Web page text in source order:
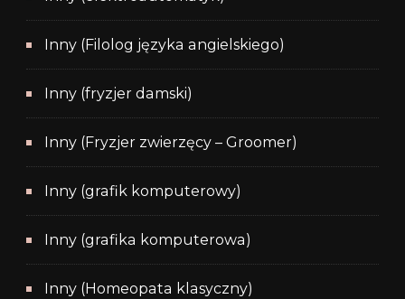
Inny (Filolog języka angielskiego)
Inny (fryzjer damski)
Inny (Fryzjer zwierzęcy – Groomer)
Inny (grafik komputerowy)
Inny (grafika komputerowa)
Inny (Homeopata klasyczny)